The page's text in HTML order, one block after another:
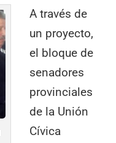
A través de
un proyecto,
el bloque de
senadores
provinciales
de la Unión
Cívica